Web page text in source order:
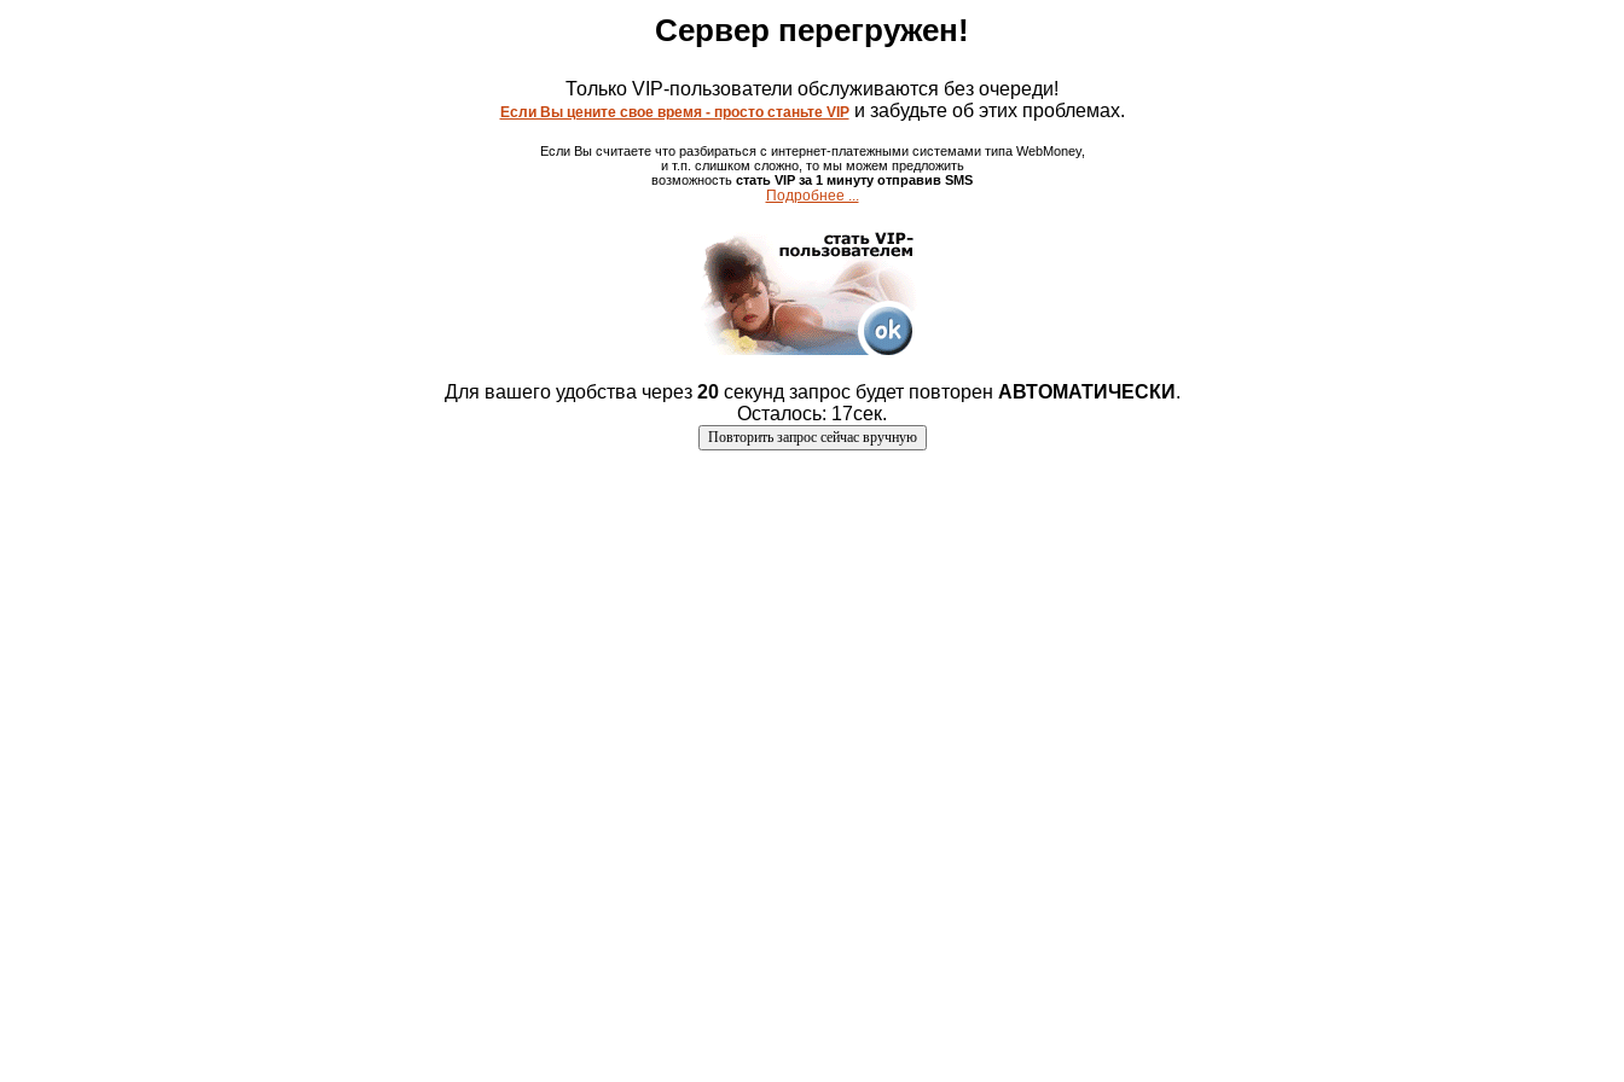
Сервер перегружен!
Только VIP-пользователи обслуживаются без очереди!
Если Вы цените свое время - просто станьте VIPи забудьте об этих проблемах.
Если Вы считаете что разбираться с интернет-платежными системами типа WebMoney,
и т.п. слишком сложно, то мы можем предложить
возможность стать VIP за 1 минуту отправив SMS
Подробнее ...
Для вашего удобства через 20секунд запрос будет повторен АВТОМАТИЧЕСКИ .
Осталось: 17сек.